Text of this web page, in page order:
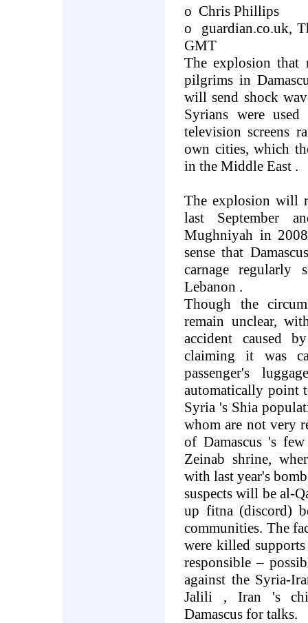
o Chris Phillips
o
guardian.co.uk,
GMT
The explosion that
pilgrims in
will send shock
Syrians were
television screens
own cities, which
in theMiddle East .
The explosion will
last September
Mughniyah in
sense that Damascus
carnage regularly
Lebanon .
Though the
remain unclear,
accident caused
claiming it was
passenger's
automatically point
Syria 's Shia
whom are not very
of Damascus 's few
Zeinab shrine,
with last year's
suspects will be al-
up fitna (discord)
communities. The
were killed
responsible –
against the Syria-
Jalili , Iran 's
Damascus for talks.